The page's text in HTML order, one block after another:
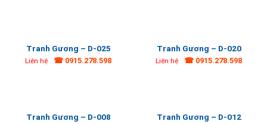
Tranh Gương – D-025
Liên hệ ☎ 0915.278.598
Tranh Gương – D-020
Liên hệ ☎ 0915.278.598
Tranh Gương – D-008 Tranh Gương – D-012